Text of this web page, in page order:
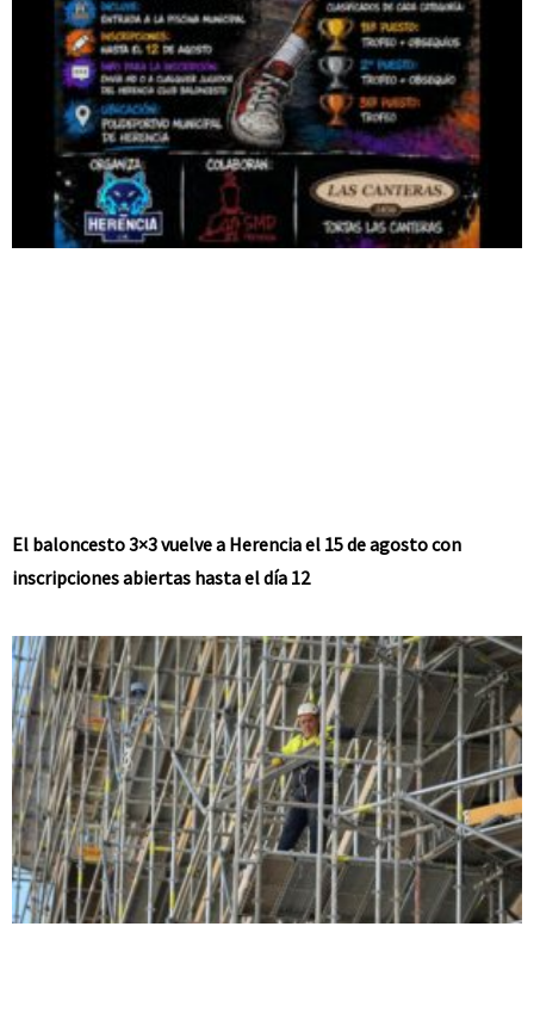
El baloncesto 3×3 vuelve a Herencia el 15 de agosto con
inscripciones abiertas hasta el día 12